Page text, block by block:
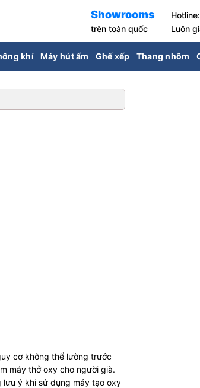
Showrooms
trên toàn quốc Luôn
khí Máy hút ẩm Ghế xếp Thang nhôm
cơ không thể lường trước
máy thở oxy cho người già.
lưu ý khi sử dụng máy tạo oxy